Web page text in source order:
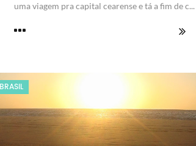
uma viagem pra capital cearense e tá a fim de c...
BRASIL